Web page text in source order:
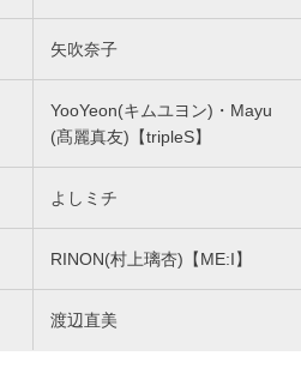
矢吹奈子
YooYeon(キムユヨン)・Mayu
(髙麗真友)【tripleS】
よしミチ
RINON(村上璃杏)【ME:I】
渡辺直美